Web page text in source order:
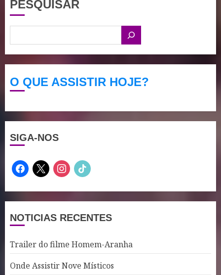
PESQUISAR
O QUE ASSISTIR HOJE?
SIGA-NOS
facebook
x instagram
tiktok
NOTICIAS RECENTES
Trailer do filme Homem-Aranha
Onde Assistir Nove Místicos